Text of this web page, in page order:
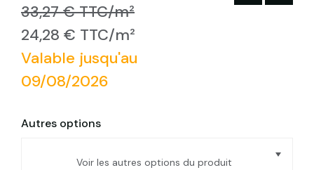
33,27 € TTC/m²
24,28 € TTC/m²
Valable jusqu'au
09/08/2026
Autres options
Voir les autres options du produit